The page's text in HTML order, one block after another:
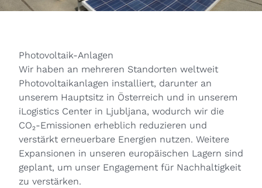
Photovoltaik-Anlagen
Wir haben an mehreren Standorten weltweit
Photovoltaikanlagen installiert, darunter an
unserem Hauptsitz in Österreich und in unserem
iLogistics Center in Ljubljana, wodurch wir die
CO₂-Emissionen erheblich reduzieren und
verstärkt erneuerbare Energien nutzen. Weitere
Expansionen in unseren europäischen Lagern sind
geplant, um unser Engagement für Nachhaltigkeit
zu verstärken.